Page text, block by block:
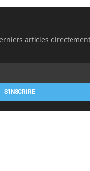
articles
S'INSCRIRE